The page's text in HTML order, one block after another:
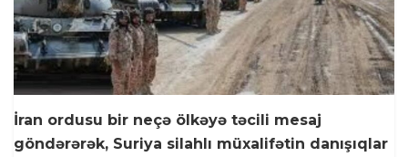
İran ordusu bir neçə ölkəyə təcili mesaj
göndərərək, Suriya silahlı müxalifətin danışıqlar